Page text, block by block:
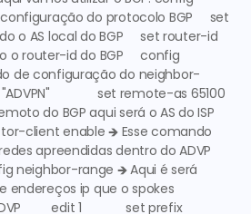
do protocolo BGP set
o AS local do BGP set router-id
o router-id do BGP config
de configuração do neighbor-
set remote-as 65100
do BGP aqui será o AS do ISP
client enable 🡺 Esse comando
apreendidas dentro do ADVP
neighbor-range 🡺 Aqui é será
endereços ip que o spokes
edit 1             set prefix